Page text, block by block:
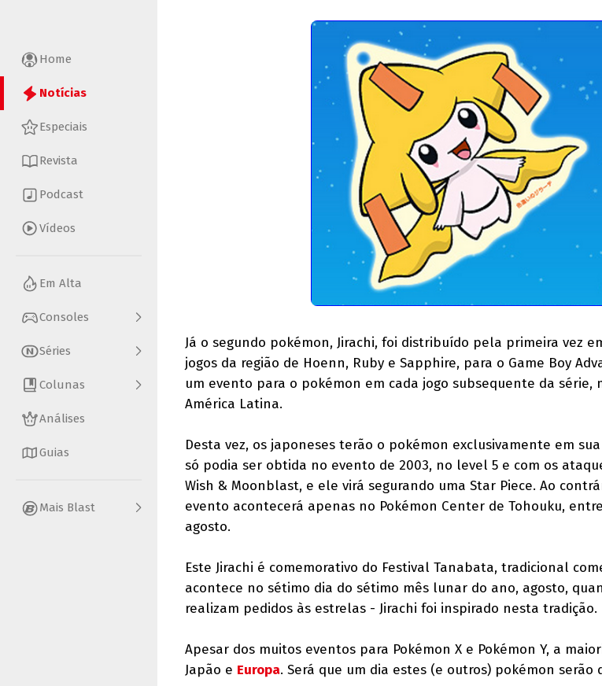
Home
Notícias
Especiais
Revista
Podcast
Vídeos
Em Alta
Consoles
Séries
Colunas
Análises
Guias
Mais Blast
Já o segundo pokémon, Jirachi, foi distribuído pela primeira vez
jogos da região de Hoenn, Ruby e Sapphire, para o Game Boy
um evento para o pokémon em cada jogo subsequente da série,
América Latina.
Desta vez, os japoneses terão o pokémon exclusivamente em
só podia ser obtida no evento de 2003, no level 5 e com os
Wish & Moonblast, e ele virá segurando uma Star Piece. Ao
evento acontecerá apenas no Pokémon Center de Tohouku,
agosto.
Este Jirachi é comemorativo do Festival Tanabata, tradicional
acontece no sétimo dia do sétimo mês lunar do ano, agosto,
realizam pedidos às estrelas - Jirachi foi inspirado nesta tradição.
Apesar dos muitos eventos para Pokémon X e Pokémon Y, a
Japão e Europa. Será que um dia estes (e outros) pokémon serão